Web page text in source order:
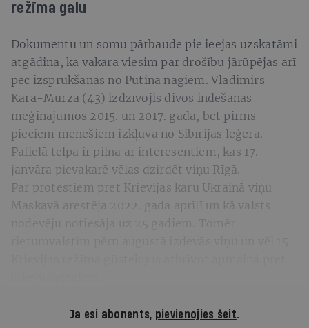
režīma galu
Dokumentu un somu pārbaude pie ieejas uzskatāmi
atgādina, ka vakara viesim par drošību jārūpējas arī
pēc izsprukšanas no Putina nagiem. Vladimirs
Kara-Murza (43) izdzīvojis divos indēšanas
mēģinājumos 2015. un 2017. gadā, bet pirms
pieciem mēnešiem izkļuva no Sibīrijas lēģera.
Palielā telpa ir pilna ar interesentiem, kas 17.
janvāra pievakarē vēlas dzirdēt viņu Rīgā.
Par protestiem pret Krievijas karu Ukrainā viņu
Maskavā arestēja 2022. gada aprīlī un kā valsts
Ja esi abonents, pievienojies šeit.